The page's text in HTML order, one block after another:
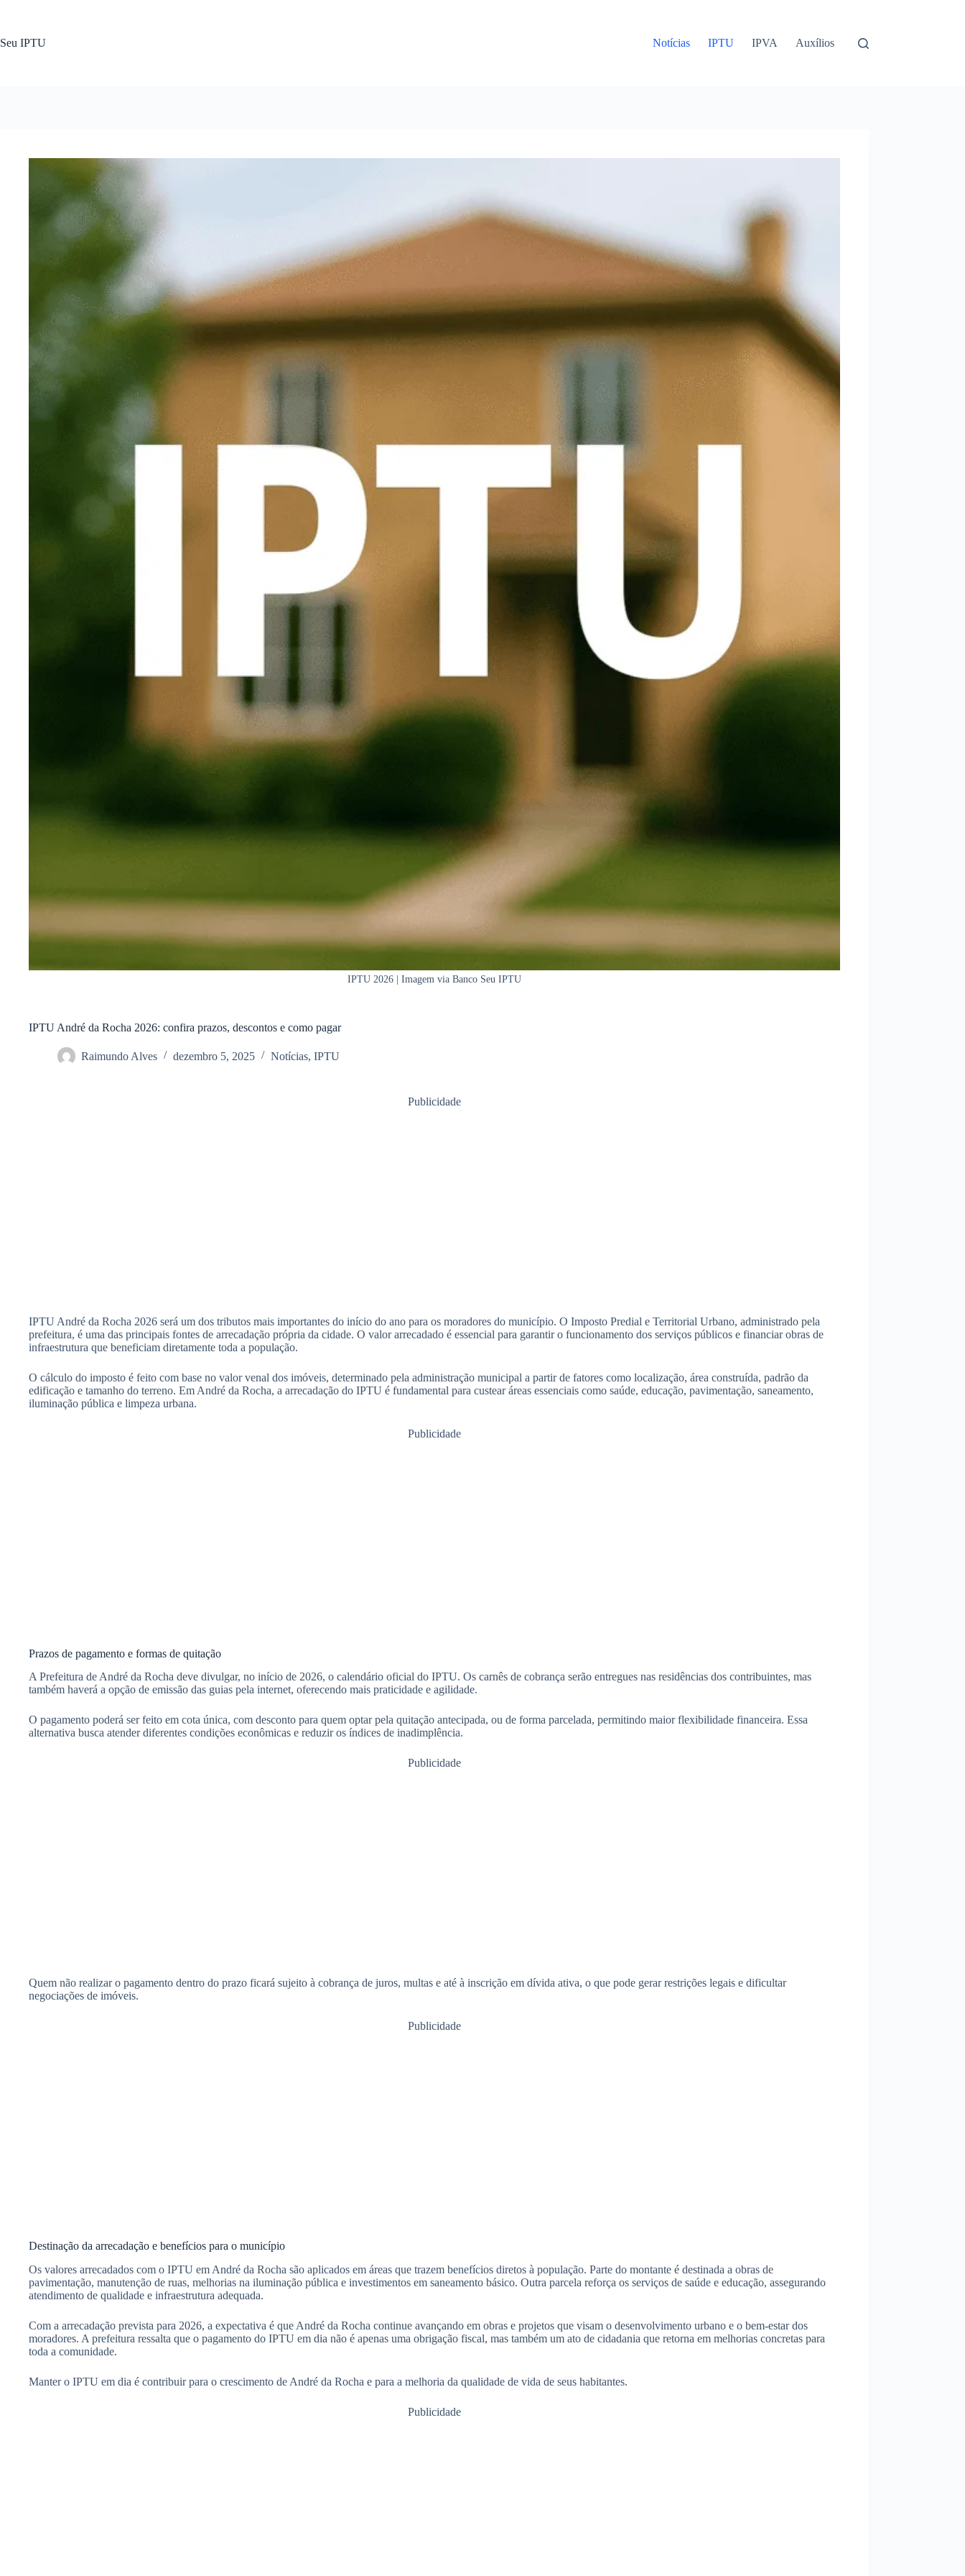
conteúdo
Seu IPTU Notícias IPTU IPVA Auxílios
IPTU 2026 | Imagem via Banco Seu IPTU
IPTU André da Rocha 2026: confira prazos, descontos e como pagar
Raimundo Alves dezembro 5, 2025 Notícias, IPTU
Publicidade
IPTU André da Rocha 2026 será um dos tributos mais importantes do início do ano para os moradores do município. O Imposto Predial e Territorial Urbano, administrado pela
prefeitura, é uma das principais fontes de arrecadação própria da cidade. O valor arrecadado é essencial para garantir o funcionamento dos serviços públicos e financiar obras de
infraestrutura que beneficiam diretamente toda a população.
O cálculo do imposto é feito com base no valor venal dos imóveis, determinado pela administração municipal a partir de fatores como localização, área construída, padrão da
edificação e tamanho do terreno. Em André da Rocha, a arrecadação do IPTU é fundamental para custear áreas essenciais como saúde, educação, pavimentação, saneamento,
iluminação pública e limpeza urbana.
Publicidade
Prazos de pagamento e formas de quitação
A Prefeitura de André da Rocha deve divulgar, no início de 2026, o calendário oficial do IPTU. Os carnês de cobrança serão entregues nas residências dos contribuintes, mas
também haverá a opção de emissão das guias pela internet, oferecendo mais praticidade e agilidade.
O pagamento poderá ser feito em cota única, com desconto para quem optar pela quitação antecipada, ou de forma parcelada, permitindo maior flexibilidade financeira. Essa
alternativa busca atender diferentes condições econômicas e reduzir os índices de inadimplência.
Publicidade
Quem não realizar o pagamento dentro do prazo ficará sujeito à cobrança de juros, multas e até à inscrição em dívida ativa, o que pode gerar restrições legais e dificultar
negociações de imóveis.
Publicidade
Destinação da arrecadação e benefícios para o município
Os valores arrecadados com o IPTU em André da Rocha são aplicados em áreas que trazem benefícios diretos à população. Parte do montante é destinada a obras de
pavimentação, manutenção de ruas, melhorias na iluminação pública e investimentos em saneamento básico. Outra parcela reforça os serviços de saúde e educação, assegurando
atendimento de qualidade e infraestrutura adequada.
Com a arrecadação prevista para 2026, a expectativa é que André da Rocha continue avançando em obras e projetos que visam o desenvolvimento urbano e o bem-estar dos
moradores. A prefeitura ressalta que o pagamento do IPTU em dia não é apenas uma obrigação fiscal, mas também um ato de cidadania que retorna em melhorias concretas para
toda a comunidade.
Manter o IPTU em dia é contribuir para o crescimento de André da Rocha e para a melhoria da qualidade de vida de seus habitantes.
Publicidade